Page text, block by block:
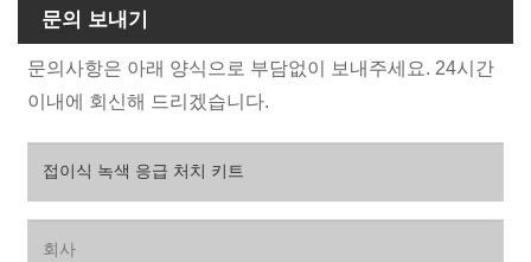
문의 보내기
문의사항은 아래 양식으로 부담없이 보내주세요. 24시간
이내에 회신해 드리겠습니다.